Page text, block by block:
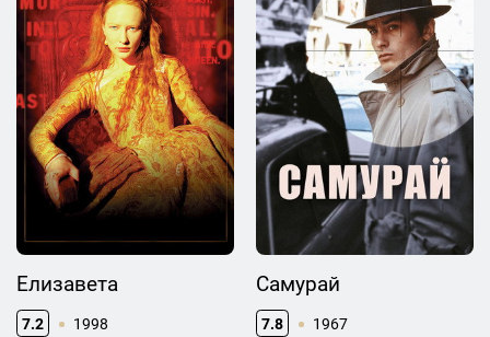
Елизавета
7.2 1998
Самурай
7.8 1967